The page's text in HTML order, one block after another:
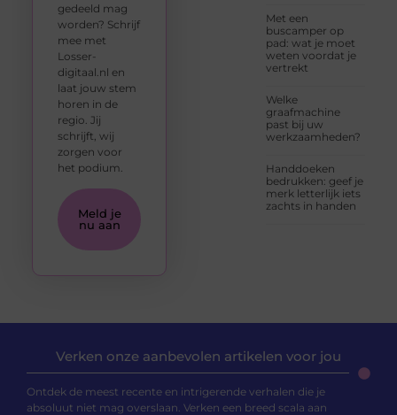
Met een
buscamper op
pad: wat je moet
weten voordat je
vertrekt
Welke
graafmachine
past bij uw
werkzaamheden?
Handdoeken
bedrukken: geef je
merk letterlijk iets
zachts in handen
gedeeld mag
worden? Schrijf
mee met
Losser-
digitaal.nl en
laat jouw stem
horen in de
regio. Jij
schrijft, wij
zorgen voor
het podium.
Meld je
nu aan
Verken onze aanbevolen artikelen voor jou
Ontdek de meest recente en intrigerende verhalen die je
absoluut niet mag overslaan. Verken een breed scala aan